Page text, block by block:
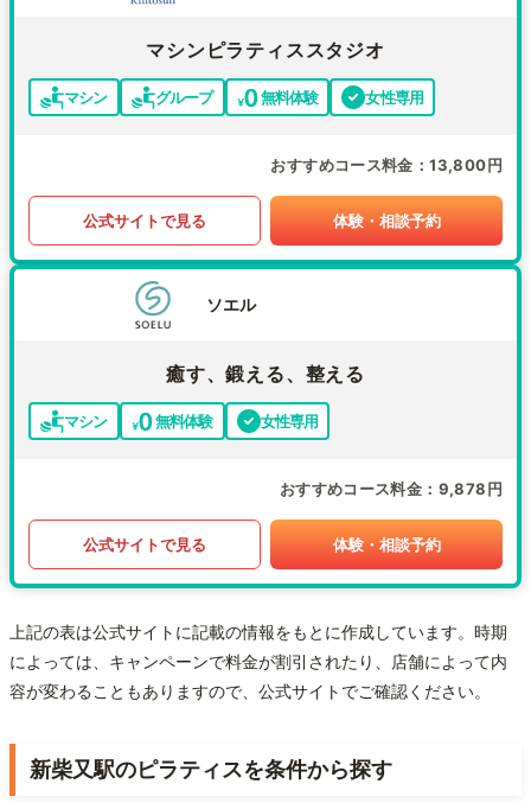
マシンピラティススタジオ
マシン グループ 無料体験 女性専用
おすすめコース料金 13,800円
公式サイトで見る 体験・相談予約
ソエル
癒す、鍛える、整える
マシン 無料体験 女性専用
おすすめコース料金 9,878円
公式サイトで見る 体験・相談予約
上記の表は公式サイトに記載の情報をもとに作成しています。時期
によっては、キャンペーンで料金が割引されたり、店舗によって内
容が変わることもありますので、公式サイトでご確認ください。
新柴又駅のピラティスを条件から探す